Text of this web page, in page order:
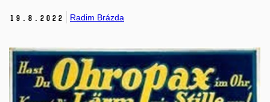
19. 8. 2022 Radim Brázda